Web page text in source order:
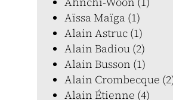
Aïssa Maïga (1)
Alain Astruc (1)
Alain Badiou (2)
Alain Busson (1)
Alain Crombecque
Alain Étienne (4)